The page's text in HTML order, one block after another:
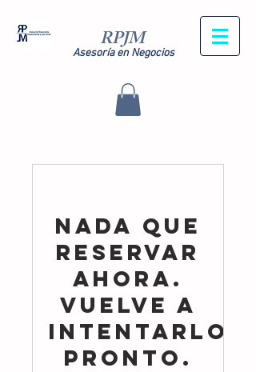
RPJM
Asesoría en Negocios
Nada que
reservar
ahora.
Vuelve a
intentarlo
pronto.